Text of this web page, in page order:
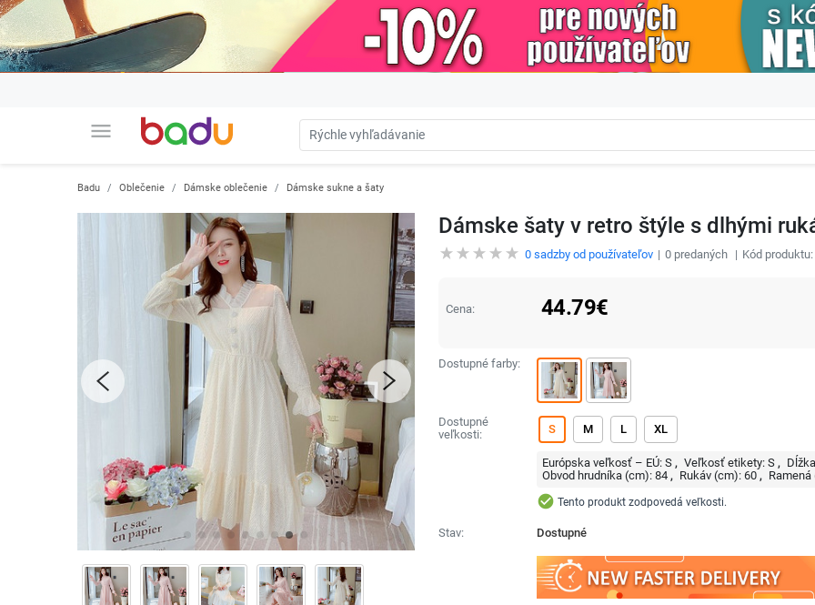
menu
Badu Oblečenie Dámske oblečenie Dámske sukne a šaty
Dámske šaty v retro štýle s dlhými
0sadzby od používateľov 0predaných Kód produktu:
Cena: 44.79€
Dostupné farby:
Dostupné
veľkosti:
S M L XL
Európska veľkosť – EÚ: S Veľkosť etikety: S
Obvod hrudníka (cm): 84 Rukáv (cm): 60 Ramená
check_circle Tento produkt zodpovedá veľkosti.
Stav: Dostupné